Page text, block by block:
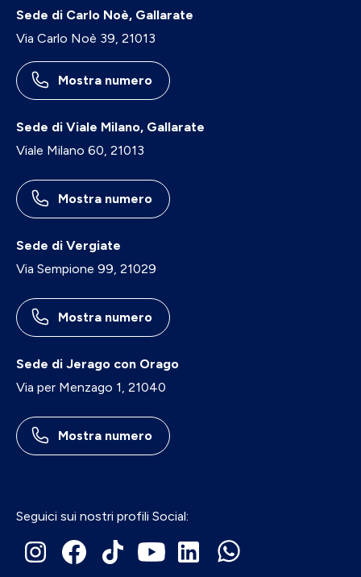
Sede di Carlo Noè, Gallarate
Via Carlo Noè 39, 21013
Mostra numero
Sede di Viale Milano, Gallarate
Viale Milano 60, 21013
Mostra numero
Sede di Vergiate
Via Sempione 99, 21029
Mostra numero
Sede di Jerago con Orago
Via per Menzago 1, 21040
Mostra numero
Seguici sui nostri profili Social: